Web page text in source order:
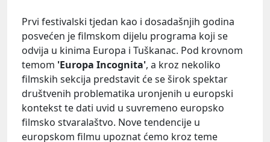
Prvi festivalski tjedan kao i dosadašnjih godina
posvećen je filmskom dijelu programa koji se
odvija u kinima Europa i Tuškanac. Pod krovnom
temom 'Europa Incognita', a kroz nekoliko
filmskih sekcija predstavit će se širok spektar
društvenih problematika uronjenih u europski
kontekst te dati uvid u suvremeno europsko
filmsko stvaralaštvo. Nove tendencije u
europskom filmu upoznat ćemo kroz teme